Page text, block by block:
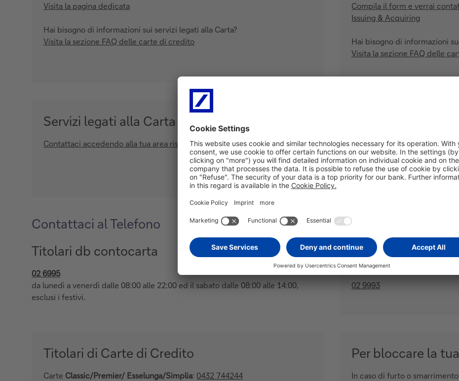
Visita la pagina dedicata
Hai bisogno di informazioni sui servizi legati alla Carta?
Visita la sezione FAQ delle carte di credito
Compila il form e verrai
Issuing & Acquiring
Hai bisogno di informazioni
Visita la sezione FAQ delle
Servizi legati alla Carta
Contattaci accedendo alla tua area riservata
Richieste per
Contattaci per carte di
Contattaci per mutui,
Contattaci al Telefono
Titolari db contocarta
02 6995
da lunedì a venerdì dalle 08:00 alle 22:00 ed il sabato dalle 08:00 alle 14:00,
esclusi i festivi.
Titolari Prestiti
02 9993
Titolari di Carte di Credito
Carte Classic/Premier/ Esselunga/Simplia: 0432 744244
Per bloccare la
In caso di furto o